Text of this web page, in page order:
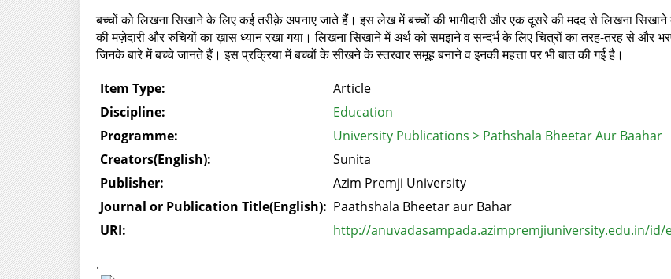
बच्चों को लिखना सिखाने के लिए कई तरीक़े अपनाए जाते हैं। इस लेख में बच्चों की भागीदारी और एक दूसरे की मदद से लिखना
की मज़ेदारी और रुचियों का ख़ास ध्यान रखा गया। लिखना सिखाने में अर्थ को समझने व सन्दर्भ के लिए चित्रों का तरह-तरह से और
जिनके बारे में बच्चे जानते हैं। इस प्रक्रिया में बच्चों के सीखने के स्तरवार समूह बनाने व इनकी महत्ता पर भी बात की गई है।
Item Type:
Article
Discipline:
Education
Programme:
University Publications > Pathshala Bheetar Aur Baahar
Creators(English):
Sunita
Publisher:
Azim Premji University
Journal or Publication Title(English): Paathshala Bheetar aur Bahar
URI:
http://anuvadasampada.azimpremjiuniversity.edu.in/id/
.